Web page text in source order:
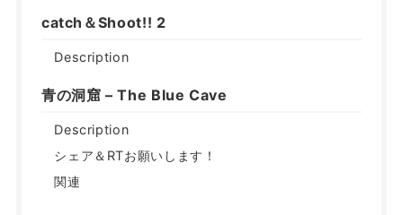
catch＆Shootǃǃ 2
Description
青の洞窟 – The Blue Cave
Description
シェア＆RTお願いします！
関連